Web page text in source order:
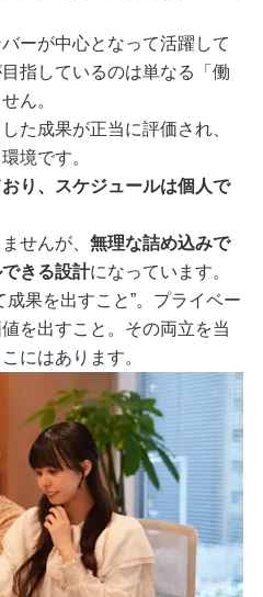
ーが中心となって活躍して
指しているのは単なる「働
ん。
た成果が正当に評価され、
境です。
り、スケジュールは個人で
せんが、 無理な詰め込みで
きる設計になっています。
果を出すこと”。プライベー
を出すこと。その両立を当
にはあります。